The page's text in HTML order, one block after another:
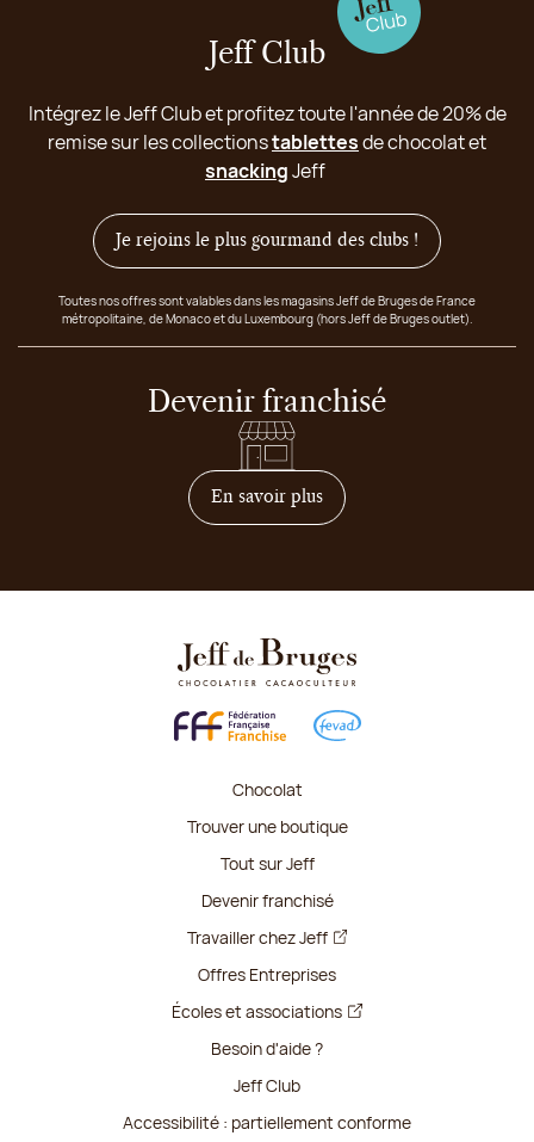
Jeff Club
Intégrez le Jeff Club et profitez toute l'année de 20% de
remise sur les collectionstablettesde chocolat et
snackingJeff
Je rejoins le plus gourmand des clubs !
Toutes nos offres sont valables dans les magasins Jeff de Bruges de France
métropolitaine, de Monaco et du Luxembourg (hors Jeff de Bruges outlet).
Devenir franchisé
En savoir plussur comment devenir
Chocolat
Trouver une boutique
Tout sur Jeff
Devenir franchisé
Travailler chez Jeff
Offres Entreprises
Écoles et associations
Besoin d'aide ?
Jeff Club
Accessibilité : partiellement conforme